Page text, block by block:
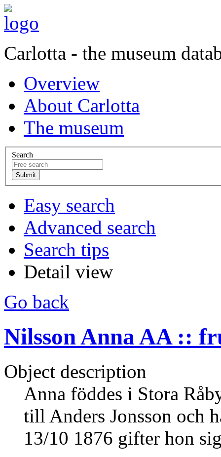
Carlotta - the museum
Overview
About Carlotta
The museum
Search
Easy search
Advanced search
Search tips
Detail view
Go back
Nilsson Anna AA ::
Object description
Anna föddes i Stora
till Anders Jonsson och
13/10 1876 gifter hon